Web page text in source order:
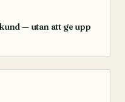
— utan att ge upp